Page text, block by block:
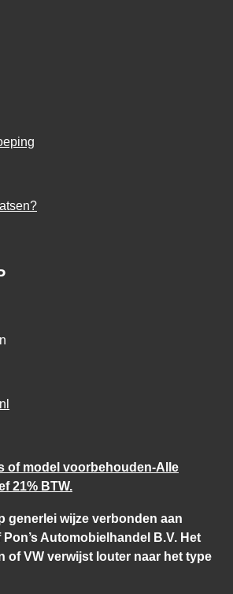
of model voorbehouden-Alle
21% BTW.
generlei wijze verbonden aan
Automobielhandel B.V. Het
of VW verwijst louter naar het type